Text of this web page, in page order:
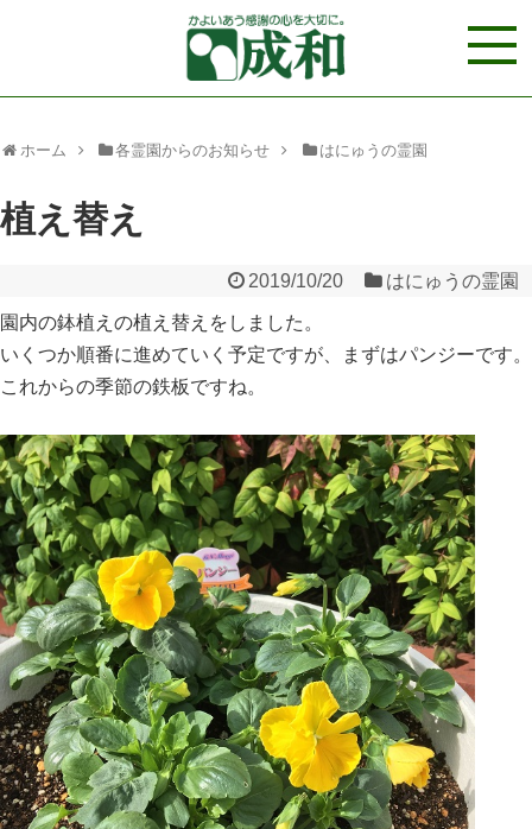
ホーム 各霊園からのお知らせ はにゅうの霊園
植え替え
2019/10/20 はにゅうの霊園
園内の鉢植えの植え替えをしました。
いくつか順番に進めていく予定ですが、まずはパンジーです。
これからの季節の鉄板ですね。